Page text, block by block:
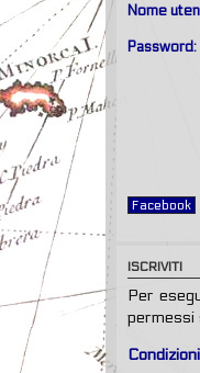
Nome
Password:
Facebook
ISCRIVITI
Per
permessi